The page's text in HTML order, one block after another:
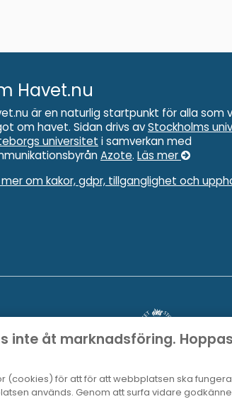
Havet.nu
är en naturlig startpunkt för alla som
om havet. Sidan drivs avStockholms
universitet i samverkan med
Azote. Läs mer
mer om kakor, gdpr, tillganglighet och
inte åt marknadsföring.
(cookies) för att för att webbplatsen ska
används. Genom att surfa vidare